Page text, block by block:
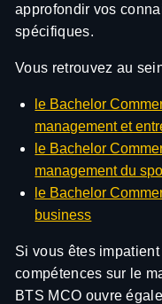
approfondir vos
spécifiques.
Vous retrouvez au
le Bachelor
management et
le Bachelor
management du
le Bachelor
business
Si vous êtes
compétences sur le
BTS MCO ouvre